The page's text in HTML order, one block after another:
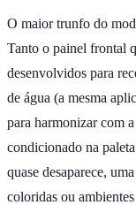
O maior trunfo do
Tanto o painel frontal
desenvolvidos para
de água (a mesma
para harmonizar com
condicionado na
quase desaparece,
coloridas ou